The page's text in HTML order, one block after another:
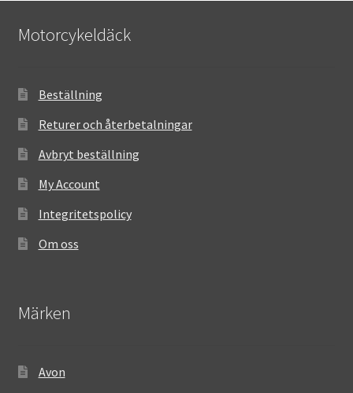
Motorcykeldäck
Beställning
Returer och återbetalningar
Avbryt beställning
My Account
Integritetspolicy
Om oss
Märken
Avon